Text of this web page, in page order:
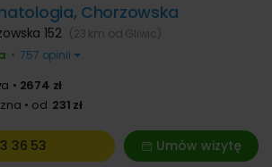
Chorzowska
152 (23 km od Gliwic)
• 757 opinii
2674 zł
od 231 zł
Umów wizytę
36 53